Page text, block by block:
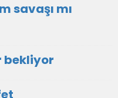
savaşı mı
bekliyor